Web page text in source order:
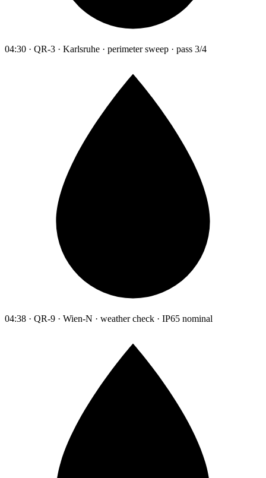
04:30 · QR-3 · Karlsruhe · perimeter sweep · pass 3/4
04:38 · QR-9 · Wien-N · weather check · IP65 nominal